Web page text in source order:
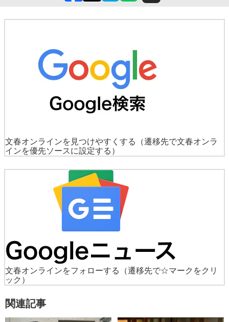
文春オンラインを見つけやすくする
（遷移先で文春オンラ
インを優先ソースに設定する）
文春オンラインをフォローする
（遷移先で☆マークをクリ
ック）
関連記事